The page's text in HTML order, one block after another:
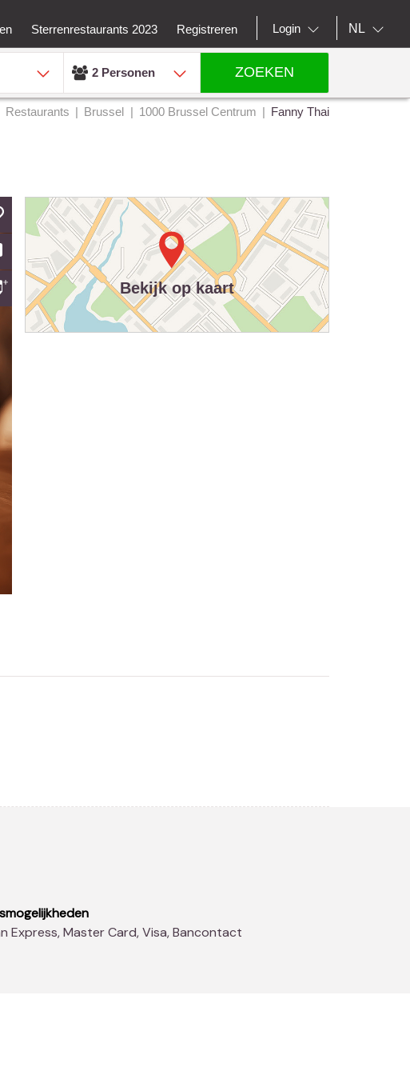
Sterrenrestaurants 2023 Registreren Login NL
2 Personen ZOEKEN
Restaurants Brussel 1000 Brussel Centrum Fanny Thai
Bekijk op kaart
Express, Master Card, Visa, Bancontact